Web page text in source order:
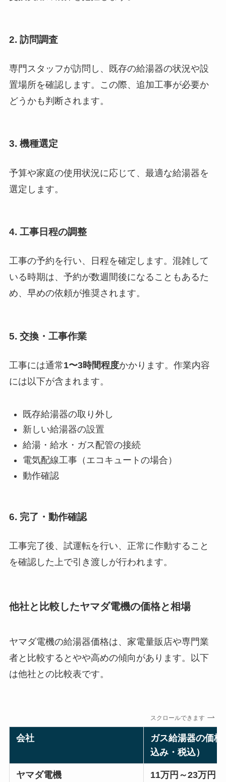
2. 訪問調査
専門スタッフが訪問し、既存の給湯器の状況や設
置場所を確認します。この際、追加工事が必要か
どうかも判断されます。
3. 機種選定
予算や家庭の使用状況に応じて、最適な給湯器を
選定します。
4. 工事日程の調整
工事の予約を行い、日程を確定します。混雑して
いる時期は、予約が数週間後になることもあるた
め、早めの依頼が推奨されます。
5. 交換・工事作業
工事には通常1〜3時間程度かかります。作業内容
には以下が含まれます。
既存給湯器の取り外し
新しい給湯器の設置
給湯・給水・ガス配管の接続
電気配線工事（エコキュートの場合）
動作確認
6. 完了・動作確認
工事完了後、試運転を行い、正常に作動すること
を確認した上で引き渡しが行われます。
他社と比較したヤマダ電機の価格と相場
ヤマダ電機の給湯器価格は、家電量販店や専門業
者と比較するとやや高めの傾向があります。以下
は他社との比較表です。
スクロールできます
会社
ガス給湯器の価
込み・税込）
ヤマダ電機 11万円～23万円